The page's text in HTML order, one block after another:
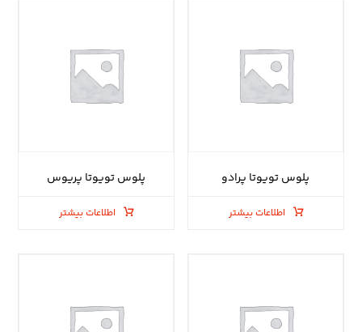
پلوس تویوتا پرادو
اطلاعات بیشتر
پلوس تویوتا پریوس
اطلاعات بیشتر